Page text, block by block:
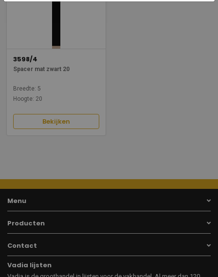
3598/4
Spacer mat zwart 20
Breedte: 5
Hoogte: 20
Bekijken
Menu
Producten
Contact
Vadia lijsten